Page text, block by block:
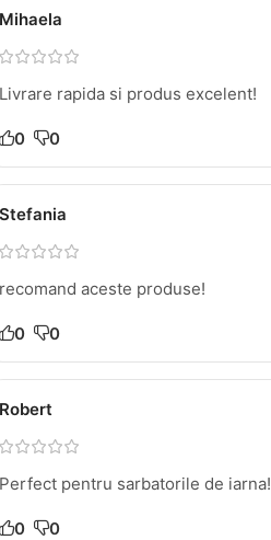
Mihaela
Livrare rapida si produs excelent!
0 0
Stefania
recomand aceste produse!
0 0
Robert
Perfect pentru sarbatorile de iarna!
0 0